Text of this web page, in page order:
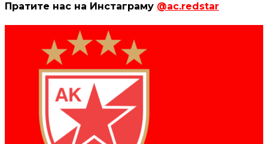
Пратите нас на Инстаграму @ac.redstar